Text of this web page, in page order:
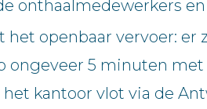
onthaalmedewerkers
het openbaar vervoer: er
5 minuten
kantoor vlot via de